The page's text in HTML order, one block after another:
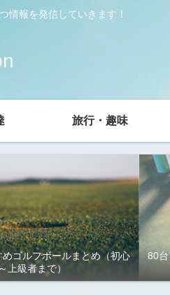
情報を発信していきます！
旅行・趣味
ゴルフボールまとめ（初心
上級者まで）
80